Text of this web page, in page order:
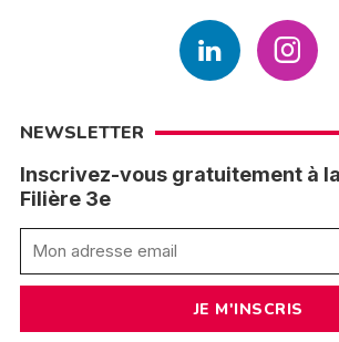
NEWSLETTER
Inscrivez-vous gratuitement à
Filière 3e